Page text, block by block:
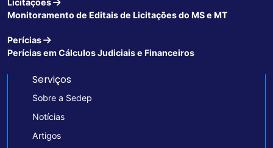
Licitações
Monitoramento de Editais de Licitações do MS e MT
Perícias
Perícias em Cálculos Judiciais e Financeiros
Serviços
Sobre a Sedep
Notícias
Artigos